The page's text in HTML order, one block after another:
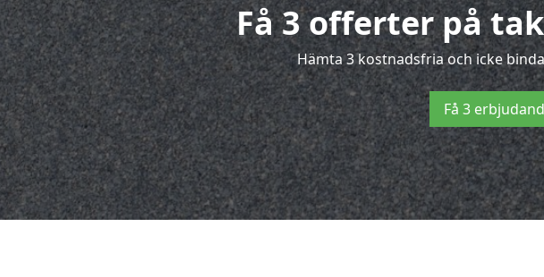
Få 3 offerter på
Hämta 3 kostnadsfria och icke
Få 3